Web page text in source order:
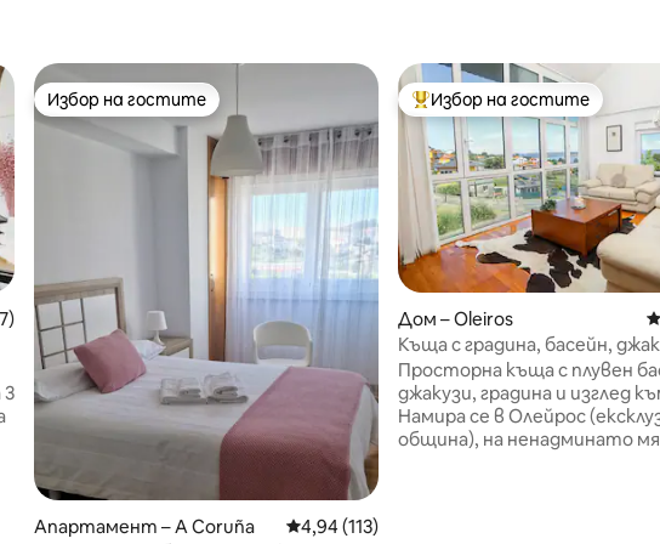
4,99 от 5, 137 отзива
Избор на гостите
Избор на гостите
Апартамент – A Coruña Средна оценка: 4,94 от 5, 113 отзива
4,94 (113)
Най-популярен избор на
Избор на гостите
Дом – Oleiros
Къща с градина, басейн,
изглед към морето.
Просторна къща с плувен
джакузи, градина и изглед
Намира се в Олейрос
община), на ненадминато